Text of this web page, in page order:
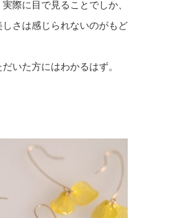
際に目で見ることでしか、
さは感じられないのがもど
いた方にはわかるはず。